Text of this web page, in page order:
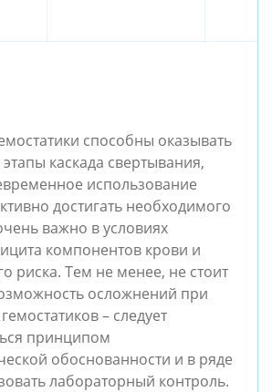
способны оказывать
каскада свертывания,
использование
достигать необходимого
важно в условиях
компонентов крови и
риска. Тем не менее, не стоит
осложнений при
– следует
принципом
обоснованности и в ряде
лабораторный контроль.